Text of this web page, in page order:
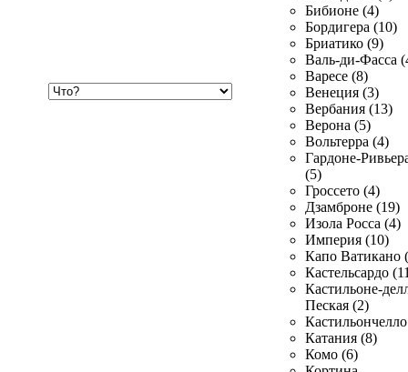
Бибионе (4)
Бордигера (10)
Бриатико (9)
Валь-ди-Фасса
Варесе (8)
Венеция (3)
Вербания (13)
Верона (5)
Вольтерра (4)
Гардоне-
(5)
Гроссето (4)
Дзамброне (19)
Изола Росса (4)
Империя (10)
Капо Ватикано
Кастельсардо
Кастильоне-
Пеская (2)
Катания (8)
Комо (6)